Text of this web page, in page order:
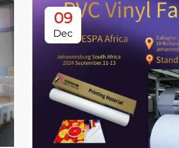
09
Dec